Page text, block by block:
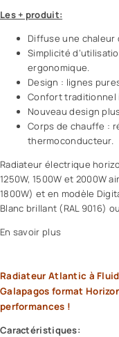
Les + produit:
Diffuse une
Simplicité
ergonomique.
Design : lignes
Confort traditionnel
Nouveau design
Corps de chauffe :
thermoconducteur.
Radiateur électrique
1250W, 1500W et 2000W
1800W) et en modèle
Blanc brillant (RAL 9016)
En savoir plus
Radiateur Atlantic à
Galapagos format
performances !
Caractéristiques: